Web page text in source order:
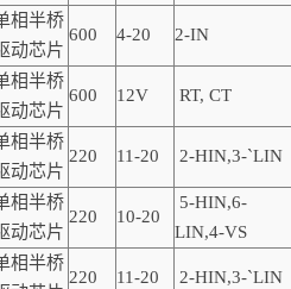
相半桥
动芯片
600 4-20 2-IN
相半桥
动芯片
600 12V RT, CT
相半桥
动芯片
220 11-20 2-HIN,3-`LIN
相半桥
动芯片
220 10-20
5-HIN,6-
LIN,4-VS
相半桥
220 11-20 2-HIN,3-`LIN